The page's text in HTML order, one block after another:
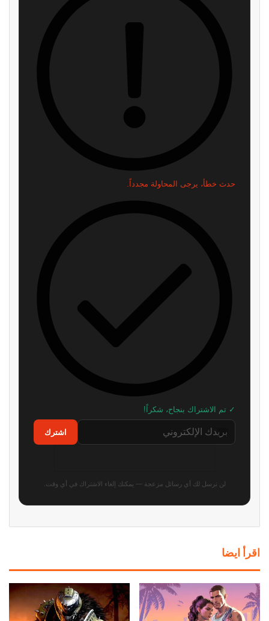
حدث خطأ، يرجى المحاولة مجدداً.
✓ تم الاشتراك بنجاح، شكراً!
اشترك
لن نرسل لك أي رسائل مزعجة — يمكنك إلغاء الاشتراك في أي وقت.
اقرأ ايضا